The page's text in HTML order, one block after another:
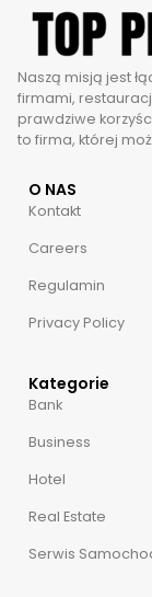
Naszą misją jest
firmami,
prawdziwe
to firma, której
O NAS
Kontakt
Careers
Regulamin
Privacy Policy
Kategorie
Bank
Business
Hotel
Real Estate
Serwis